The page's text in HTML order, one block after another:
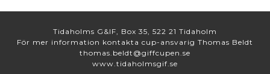
Tidaholms G&IF, Box 35, 522 21 Tidaholm
För mer information kontakta cup-ansvarig Thomas Beldt
thomas.beldt@giffcupen.se
www.tidaholmsgif.se